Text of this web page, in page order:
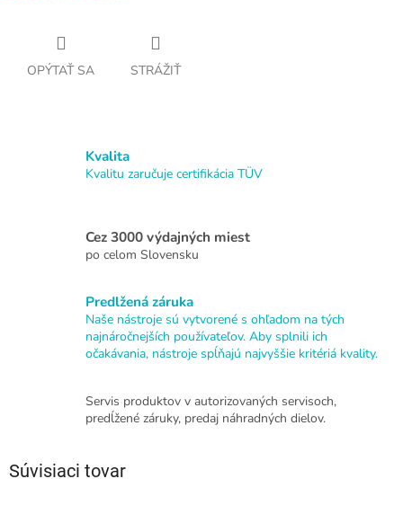
OPÝTAŤ SA STRÁŽIŤ
Kvalita
Kvalitu zaručuje certifikácia TÜV
Cez 3000 výdajných miest
po celom Slovensku
Predlžená záruka
Naše nástroje sú vytvorené s ohľadom na tých
najnáročnejších používateľov. Aby splnili ich
očakávania, nástroje spĺňajú najvyššie kritériá kvality.
Servis produktov v autorizovaných servisoch,
predĺžené záruky, predaj náhradných dielov.
Súvisiaci tovar